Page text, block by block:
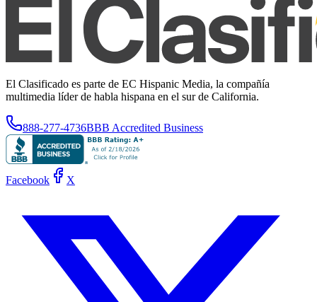
El Clasificado es parte de EC Hispanic Media, la compañía
multimedia líder de habla hispana en el sur de California.
888-277-4736BBB Accredited Business
Facebook X